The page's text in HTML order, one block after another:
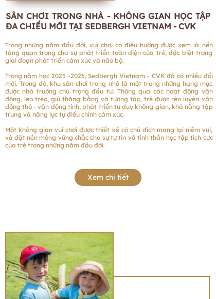
SÂN CHƠI TRONG NHÀ - KHÔNG GIAN HỌC TẬP
ĐA CHIỀU MỚI TẠI SEDBERGH VIETNAM - CVK
Trong những năm đầu đời, vui chơi có điều hướng được xem là nền
tảng quan trọng cho sự phát triển toàn diện của trẻ, đặc biệt trong
giai đoạn phát triển cảm xúc và não bộ.
Trong năm học 2025 -2026, Sedbergh Vietnam - CVK đã có nhiều đổi
mới. Trong đó, khu sân chơi trong nhà là một trong những hạng mục
được nhà trường chú trọng đầu tư. Thông qua các hoạt động vận
động, leo trèo, giữ thăng bằng và tương tác, trẻ được rèn luyện vận
động thô - vận động tinh, phát triển tư duy không gian, khả năng tập
trung và năng lực tự điều chỉnh cảm xúc.
Một không gian vui chơi được thiết kế có chủ đích mang lại niềm vui,
và đặt nền móng vững chắc cho sự tự tin và tinh thần học tập tích cực
của trẻ trong những năm đầu đời.
Xem chi tiết